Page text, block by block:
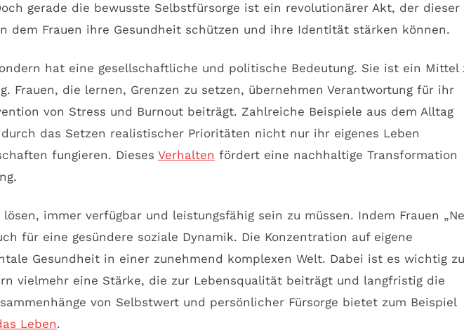
gerade die bewusste Selbstfürsorge ist ein revolutionärer Akt, der dieser
Frauen ihre Gesundheit schützen und ihre Identität stärken können.
hat eine gesellschaftliche und politische Bedeutung. Sie ist ein Mittel
Frauen, die lernen, Grenzen zu setzen, übernehmen Verantwortung für ihr
von Stress und Burnout beiträgt. Zahlreiche Beispiele aus dem Alltag
das Setzen realistischer Prioritäten nicht nur ihr eigenes Leben
fungieren. Dieses Verhalten fördert eine nachhaltige Transformation
immer verfügbar und leistungsfähig sein zu müssen. Indem Frauen
für eine gesündere soziale Dynamik. Die Konzentration auf eigene
Gesundheit in einer zunehmend komplexen Welt. Dabei ist es wichtig zu
vielmehr eine Stärke, die zur Lebensqualität beiträgt und langfristig die
von Selbstwert und persönlicher Fürsorge bietet zum Beispiel
Leben.